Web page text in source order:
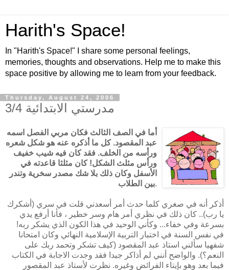
Harith's Space!
In "Harith's Space!" I share some personal feelings,
memories, thoughts and observations. Help me to make this
space positive by allowing me to learn from your feedback.
Thursday, August 24, 2006
مدرستي الابتدائية 3/4
أما في الصف الثالث فكان مربي الفصل اسمه
عبد المقصود. كل ما أذكره عنه هو شكل شعره
ورأسه من الخلف. فقد كان فيه شيب خفيف
ورأس مثلث الشكل! كان مثلثا قاعدته في
الأسفل وكان ذلك بلا شك مصدر سخرية وتندر
بين الطلاب.
أذكر أنه في صغري كلما حدث أمر أسعدني قلت في سري (أشكرك
يا رب).. كان ذلك في نظري أمر هام وسر خطير ، فأنا أرفع يدي
بسرعة وفي خفاء... وكأني الوحيد في هذا الكون الذي يشكر ربه!
في نفس السنة في اختبار التربية الإسلامية النهائي وكان امتحانا
شفهيا سألني استاذ عبد المقصود (كيف تشكر وتحمد ربك على
النعم؟). والواضح أنني لم أذاكر جيدا فقد وجدت الاجابة في الكتاب
فيما بعد وهو بإيتاء الفرائض وغيره. نظرت لأستاذ عبد المقصور